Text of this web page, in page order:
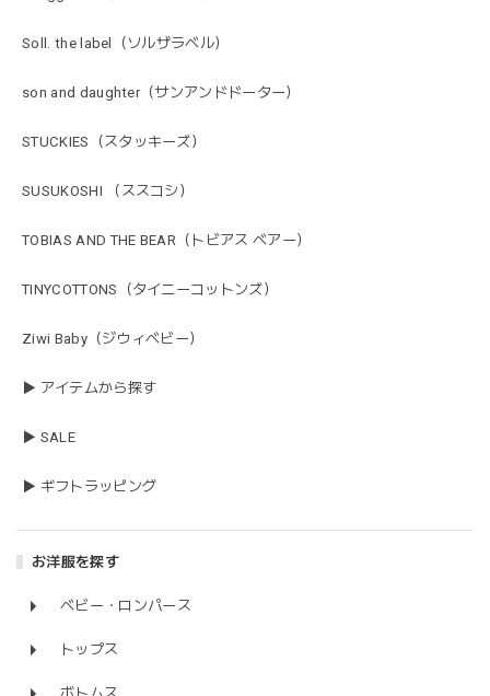
Soll. the label（ソルザラベル）
son and daughter（サンアンドドーター）
STUCKIES（スタッキーズ）
SUSUKOSHI （ススコシ）
TOBIAS AND THE BEAR（トビアス ベアー）
TINYCOTTONS（タイニーコットンズ）
Ziwi Baby（ジウィベビー）
▶ アイテムから探す
▶ SALE
▶ ギフトラッピング
お洋服を探す
ベビー・ロンパース
トップス